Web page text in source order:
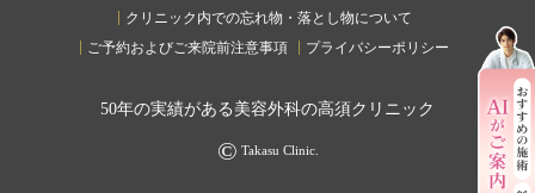
クリニック内での忘れ物・落とし物について
ご予約およびご来院前注意事項
プライバシーポリシー
50年の実績がある美容外科の高須クリニック
© Takasu Clinic.